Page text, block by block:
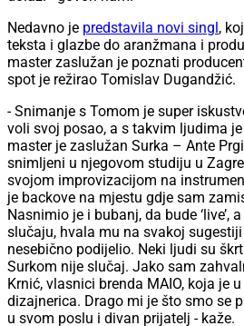
Nedavno je predstavila novi singl ,
teksta i glazbe do aranžmana i
master zaslužan je poznati
spot je režirao Tomislav Dugandžić.
- Snimanje s Tomom je super
voli svoj posao, a s takvim ljudima
master je zaslužan Surka – Ante
snimljeni u njegovom studiju u
svojom improvizacijom na
je backove na mjestu gdje sam
Nasnimio je i bubanj, da bude ‘live’,
slučaju, hvala mu na svakoj
nesebično podijelio. Neki ljudi su
Surkom nije slučaj. Jako sam
Krnić, vlasnici brenda MAIO, koja je
dizajnerica. Drago mi je što smo se
u svom poslu i divan prijatelj - kaže.